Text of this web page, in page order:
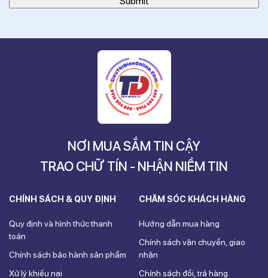
NƠI MUA SẮM TIN CẬY
TRAO CHỮ TÍN - NHẬN NIỀM TIN
CHÍNH SÁCH & QUY ĐỊNH
Quy định và hình thức thanh
toán
Chính sách bảo hành sản phẩm
Xử lý khiếu nại
CHĂM SÓC KHÁCH HÀNG
Hướng dẫn mua hàng
Chính sách vận chuyển, giao
nhận
Chính sách đổi, trả hàng